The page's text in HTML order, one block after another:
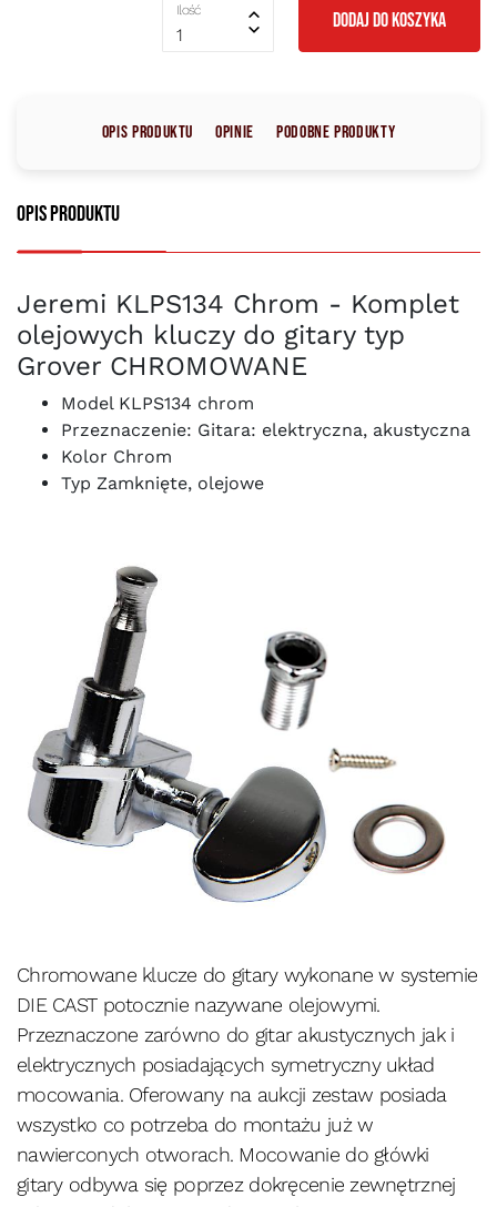
Ilość
1
DODAJ DO KOSZYKA
Opis produktu Opinie Podobne produkty
Opis produktu
Jeremi KLPS134 Chrom - Komplet
olejowych kluczy do gitary typ
Grover CHROMOWANE
Model KLPS134 chrom
Przeznaczenie: Gitara: elektryczna, akustyczna
Kolor Chrom
Typ Zamknięte, olejowe
Chromowane klucze do gitary wykonane w systemie
DIE CAST potocznie nazywane olejowymi.
Przeznaczone zarówno do gitar akustycznych jak i
elektrycznych posiadających symetryczny układ
mocowania. Oferowany na aukcji zestaw posiada
wszystko co potrzeba do montażu już w
nawierconych otworach. Mocowanie do główki
gitary odbywa się poprzez dokręcenie zewnętrznej